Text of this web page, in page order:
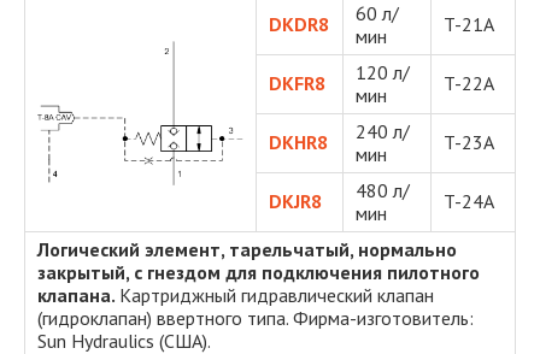
DKDR8
60 л/
мин
T-21A
DKFR8
120 л/
мин
T-22A
DKHR8
240 л/
мин
T-23A
DKJR8
480 л/
мин
T-24A
Логический элемент, тарельчатый, нормально
закрытый, с гнездом для подключения пилотного
клапана. Картриджный гидравлический клапан
(гидроклапан) ввертного типа. Фирма-изготовитель:
Sun Hydraulics (США).